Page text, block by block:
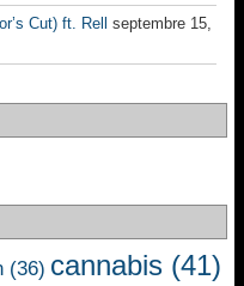
Cut) ft. Rell
septembre 15,
(36) cannabis (41)